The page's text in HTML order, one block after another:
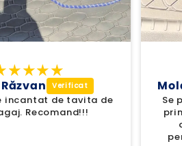
incantat de tavita de
Recomand!!!
Se